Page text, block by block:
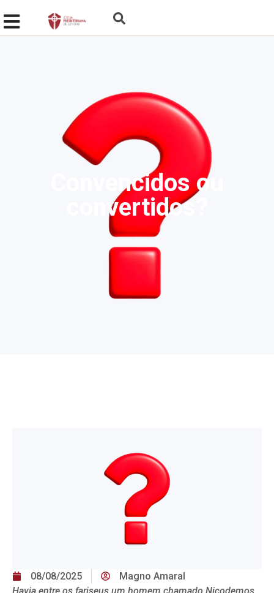
Convencidos ou
convertidos?
08/08/2025
Magno Amaral
Havia entre os fariseus um homem chamado Nicodemos,